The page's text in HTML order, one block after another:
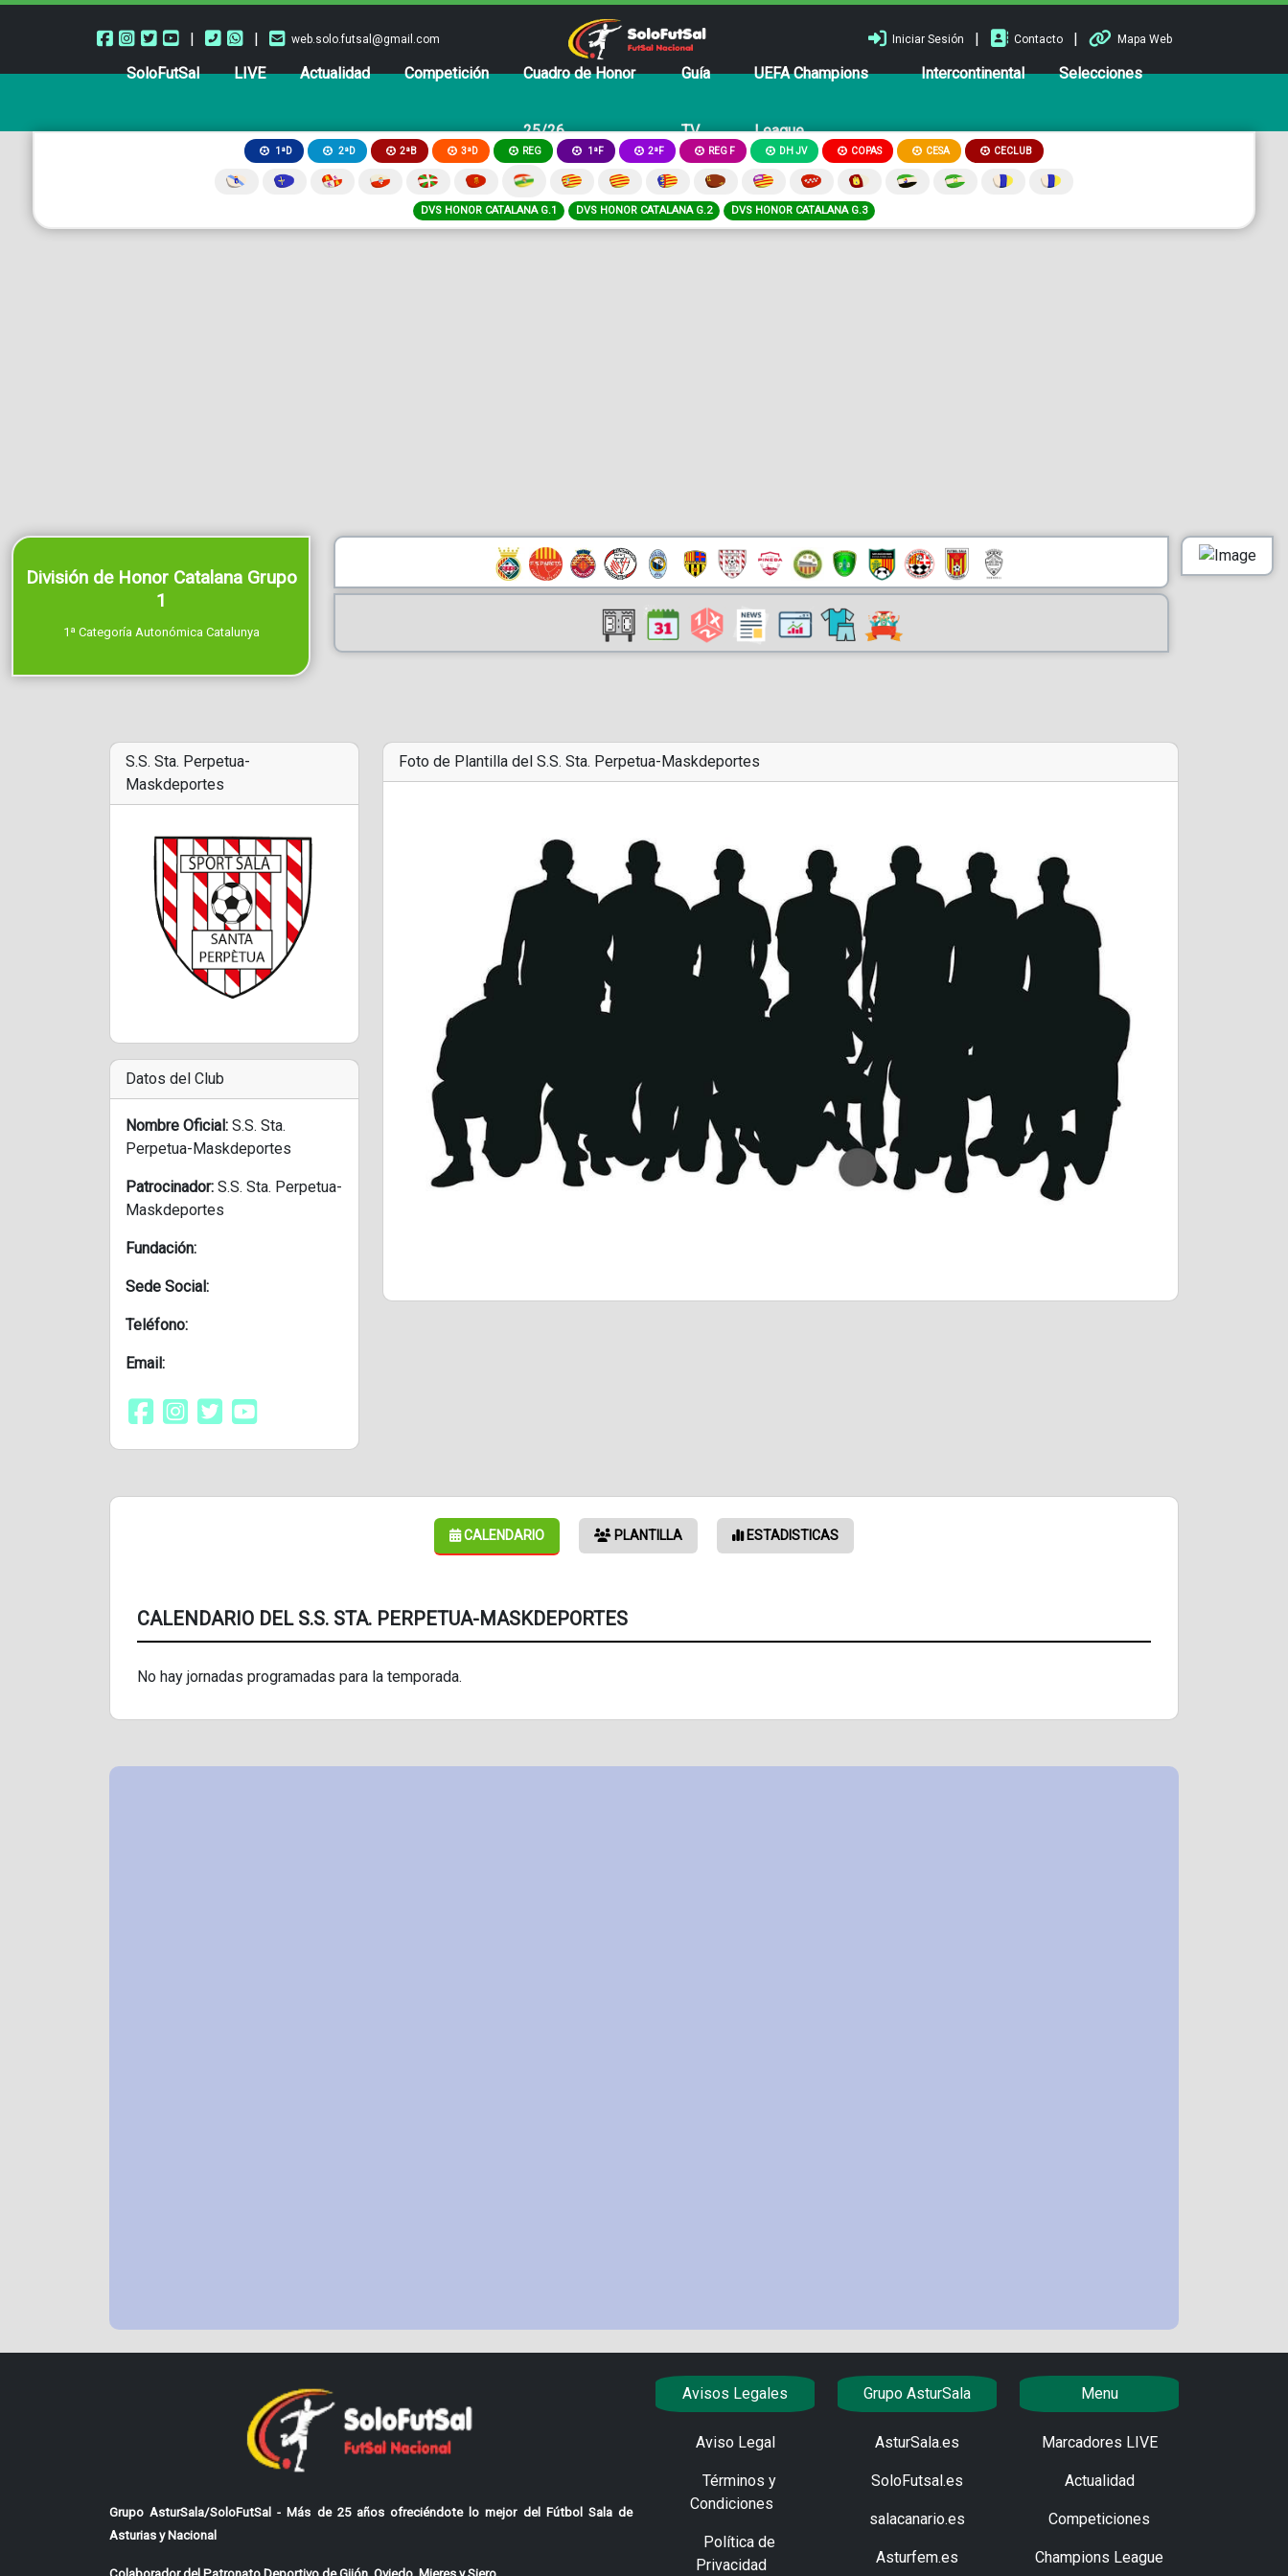
| | web.solo.futsal@gmail.com Iniciar Sesión | Contacto | Mapa Web
SoloFutSal LIVE Actualidad Competición Cuadro de Honor
25/26
Guía
TV
UEFA Champions
League
Intercontinental Selecciones
1ªD 2ªD 2ªB 3ªD REG 1ªF 2ªF REG F DH JV COPAS CESA CECLUB
DVS HONOR CATALANA G.1 DVS HONOR CATALANA G.2 DVS HONOR CATALANA G.3
División de Honor Catalana Grupo
1
1ª Categoría Autonómica Catalunya
S.S. Sta. Perpetua-
Maskdeportes
Datos del Club
Nombre Oficial: S.S. Sta.
Perpetua-Maskdeportes
Patrocinador: S.S. Sta. Perpetua-
Maskdeportes
Fundación:
Sede Social:
Teléfono:
Email:
Foto de Plantilla del S.S. Sta. Perpetua-Maskdeportes
CALENDARIO PLANTILLA ESTADISTICAS
CALENDARIO DEL S.S. STA. PERPETUA-MASKDEPORTES
No hay jornadas programadas para la temporada.
Grupo AsturSala/SoloFutSal - Más de 25 años ofreciéndote lo mejor del Fútbol Sala de
Asturias y Nacional
Avisos Legales
Aviso Legal
Términos y
Condiciones
Política de
Privacidad
Grupo AsturSala
AsturSala.es
SoloFutsal.es
salacanario.es
Asturfem.es
Menu
Marcadores LIVE
Actualidad
Competiciones
Champions League